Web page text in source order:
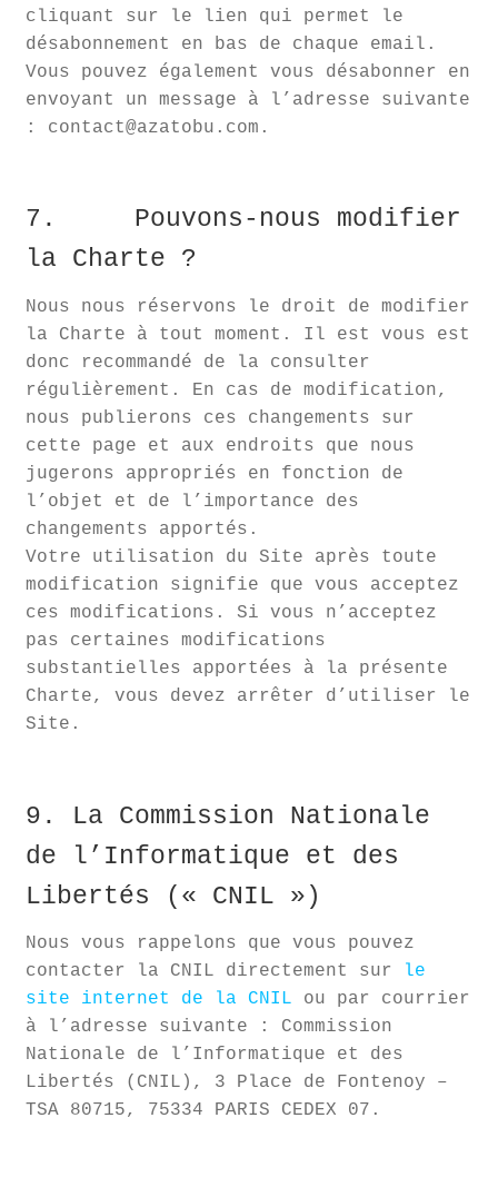
cliquant sur le lien qui permet le
désabonnement en bas de chaque email.
Vous pouvez également vous désabonner en
envoyant un message à l’adresse suivante
: contact@azatobu.com.
7. Pouvons-nous modifier
la Charte ?
Nous nous réservons le droit de modifier
la Charte à tout moment. Il est vous est
donc recommandé de la consulter
régulièrement. En cas de modification,
nous publierons ces changements sur
cette page et aux endroits que nous
jugerons appropriés en fonction de
l’objet et de l’importance des
changements apportés.
Votre utilisation du Site après toute
modification signifie que vous acceptez
ces modifications. Si vous n’acceptez
pas certaines modifications
substantielles apportées à la présente
Charte, vous devez arrêter d’utiliser le
Site.
9. La Commission Nationale
de l’Informatique et des
Libertés (« CNIL »)
Nous vous rappelons que vous pouvez
contacter la CNIL directement sur le
site internet de la CNIL ou par courrier
à l’adresse suivante : Commission
Nationale de l’Informatique et des
Libertés (CNIL), 3 Place de Fontenoy –
TSA 80715, 75334 PARIS CEDEX 07.